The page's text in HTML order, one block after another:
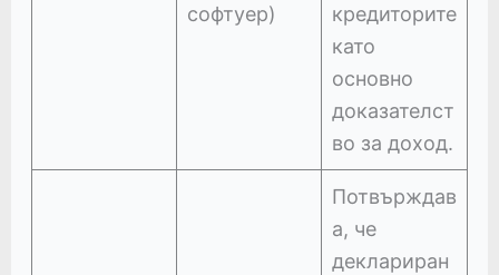
софтуер)
кредиторите
като
основно
доказателст
во за доход.
Потвърждав
а, че
деклариран